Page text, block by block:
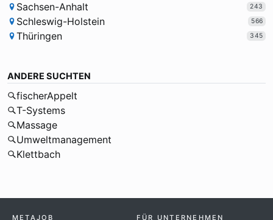
Sachsen-Anhalt 243
Schleswig-Holstein 566
Thüringen 345
ANDERE SUCHTEN
fischerAppelt
T-Systems
Massage
Umweltmanagement
Klettbach
METAJOB FÜR UNTERNEHMEN